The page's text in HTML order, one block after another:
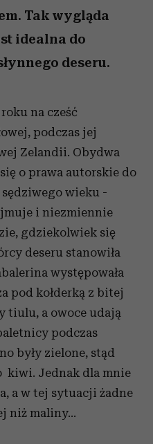
Tak wygląda
idealna do
deseru.
na cześć
podczas jej
Zelandii. Obydwa
o prawa autorskie do
wieku -
i niezmiennie
gdziekolwiek się
deseru stanowiła
występowała
pod kołderką z bitej
tiulu, a owoce udają
podczas
były zielone, stąd
kiwi. Jednak dla mnie
a w tej sytuacji żadne
niż maliny...